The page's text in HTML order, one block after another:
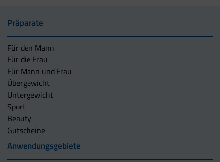
Präparate
Für den Mann
Für die Frau
Für Mann und Frau
Übergewicht
Untergewicht
Sport
Beauty
Gutscheine
Anwendungsgebiete